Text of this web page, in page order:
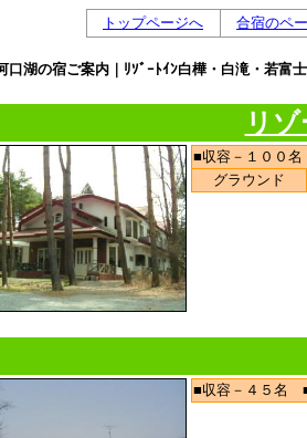
トップページへ 合宿のペ
口湖の宿ご案内｜ﾘｿﾞｰﾄｲﾝ白樺・白滝・若富
リ
■収容－１００
グラウンド
■収容－４５名